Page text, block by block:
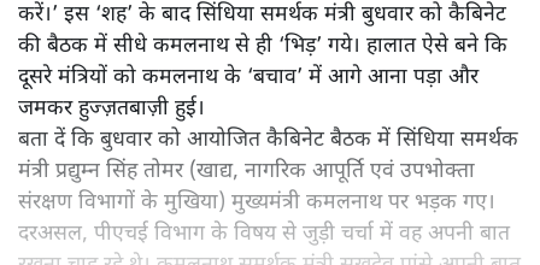
करें।’ इस ‘शह’ के बाद सिंधिया समर्थक मंत्री बुधवार को कैबिनेट
की बैठक में सीधे कमलनाथ से ही ‘भिड़’ गये। हालात ऐसे बने कि
दूसरे मंत्रियों को कमलनाथ के ‘बचाव’ में आगे आना पड़ा और
जमकर हुज्ज़तबाज़ी हुई।
बता दें कि बुधवार को आयोजित कैबिनेट बैठक में सिंधिया समर्थक
मंत्री प्रद्युम्न सिंह तोमर (खाद्य, नागरिक आपूर्ति एवं उपभोक्ता
संरक्षण विभागों के मुखिया) मुख्यमंत्री कमलनाथ पर भड़क गए।
दरअसल, पीएचई विभाग के विषय से जुड़ी चर्चा में वह अपनी बात